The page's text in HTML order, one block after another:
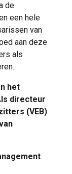
de
een hele
van
aan deze
als
het
directeur
(VEB)